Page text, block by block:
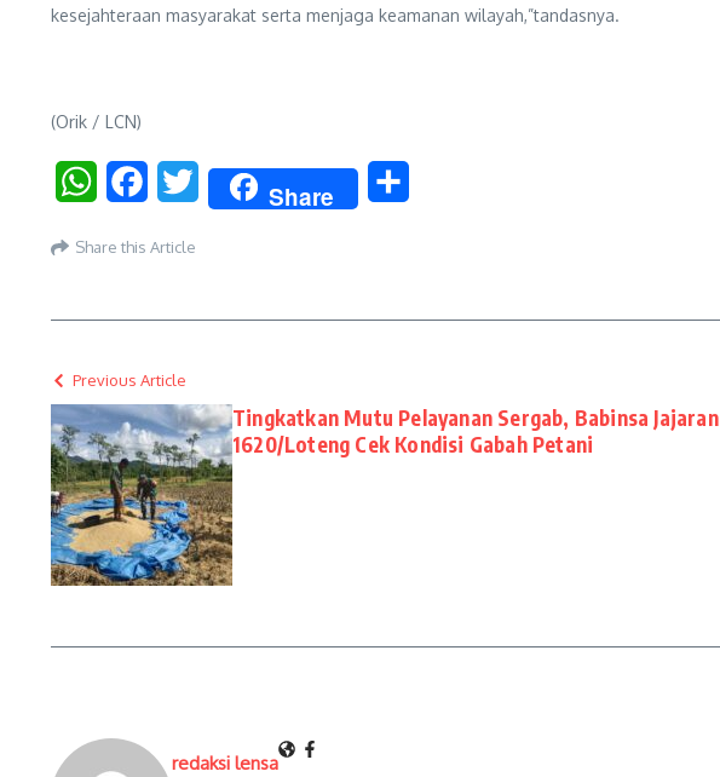
kesejahteraan masyarakat serta menjaga keamanan wilayah,”tandasnya.
(Orik / LCN)
WhatsAppFacebookTwitter Share
Share this Article
Previous Article
Tingkatkan Mutu Pelayanan Sergab, Babinsa
1620/Loteng Cek Kondisi Gabah Petani
redaksi lensa